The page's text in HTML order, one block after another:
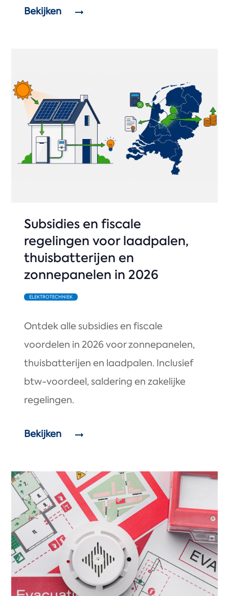
Bekijken
Subsidies en fiscale
regelingen voor laadpalen,
thuisbatterijen en
zonnepanelen in 2026
ELEKTROTECHNIEK
Ontdek alle subsidies en fiscale
voordelen in 2026 voor zonnepanelen,
thuisbatterijen en laadpalen. Inclusief
btw-voordeel, saldering en zakelijke
regelingen.
Bekijken